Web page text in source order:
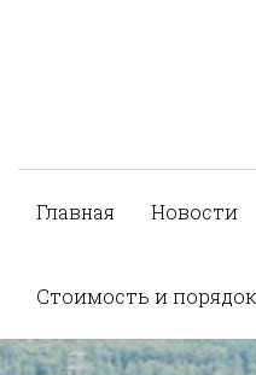
Главная Новости
Стоимость и